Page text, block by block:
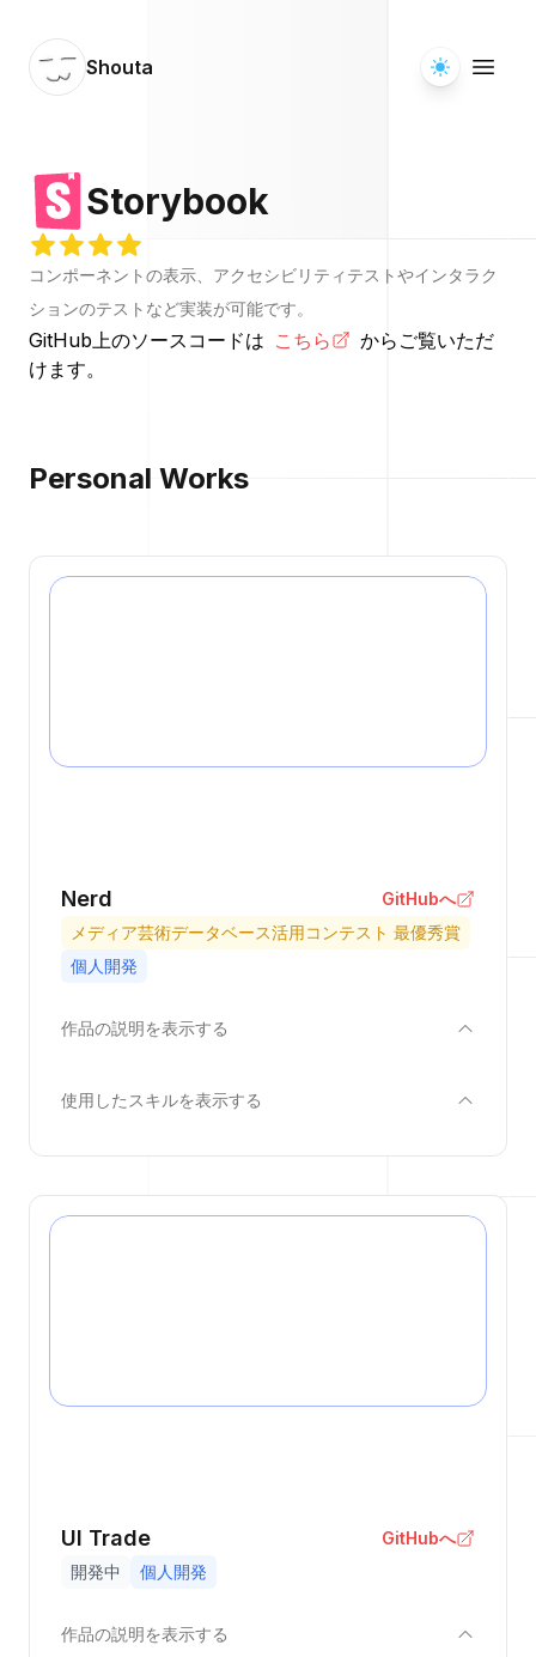
Shouta
Storybook
コンポーネントの表示、アクセシビリティテストやインタラク
ションのテストなど実装が可能です。
GitHub上のソースコードは こちら
からご覧いただ
けます。
Personal Works
Nerd
GitHubへ
メディア芸術データベース活用コンテスト 最優秀賞
個人開発
作品の説明を表示する
使用したスキルを表示する
UI Trade
GitHubへ
開発中
個人開発
作品の説明を表示する